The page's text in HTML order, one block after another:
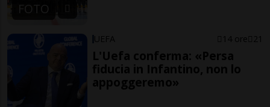
FOTO
UEFA 14 ore 21
L'Uefa conferma: «Persa
fiducia in Infantino, non lo
appoggeremo»